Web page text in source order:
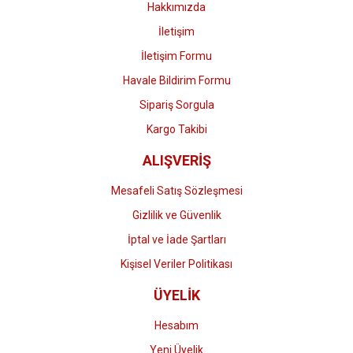
Gönder
Hakkımızda
İletişim
İletişim Formu
Havale Bildirim Formu
Sipariş Sorgula
Kargo Takibi
ALIŞVERİŞ
Mesafeli Satış Sözleşmesi
Gizlilik ve Güvenlik
İptal ve İade Şartları
Kişisel Veriler Politikası
ÜYELİK
Hesabım
Yeni Üyelik